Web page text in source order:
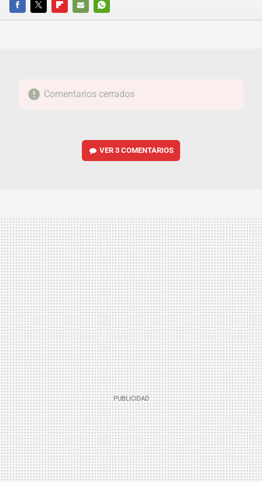
FACEBOOKTWITTERFLIPBOARD
E-
WHATSAPP
Comentarios cerrados
VER3 COMENTARIOS